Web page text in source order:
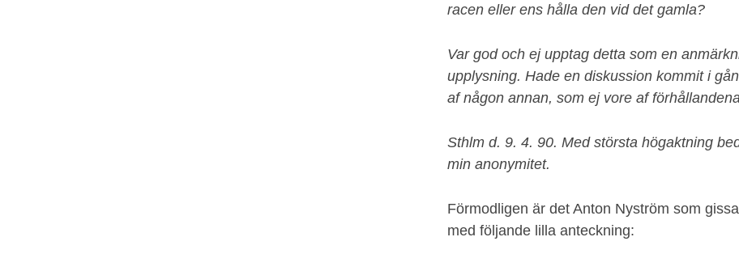
racen eller ens hålla den vid det gamla?
Var god och ej upptag detta som en
upplysning. Hade en diskussion kommit i
af någon annan, som ej vore af
Sthlm d. 9. 4. 90. Med största högaktning
min anonymitet.
Förmodligen är det Anton Nyström som
med följande lilla anteckning: